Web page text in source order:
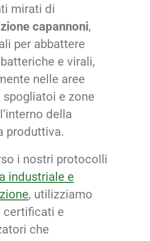
mirati di
capannoni,
per abbattere
e virali,
nelle aree
spogliatoi e zone
della
produttiva.
i nostri protocolli
industriale e
, utilizziamo
certificati e
che